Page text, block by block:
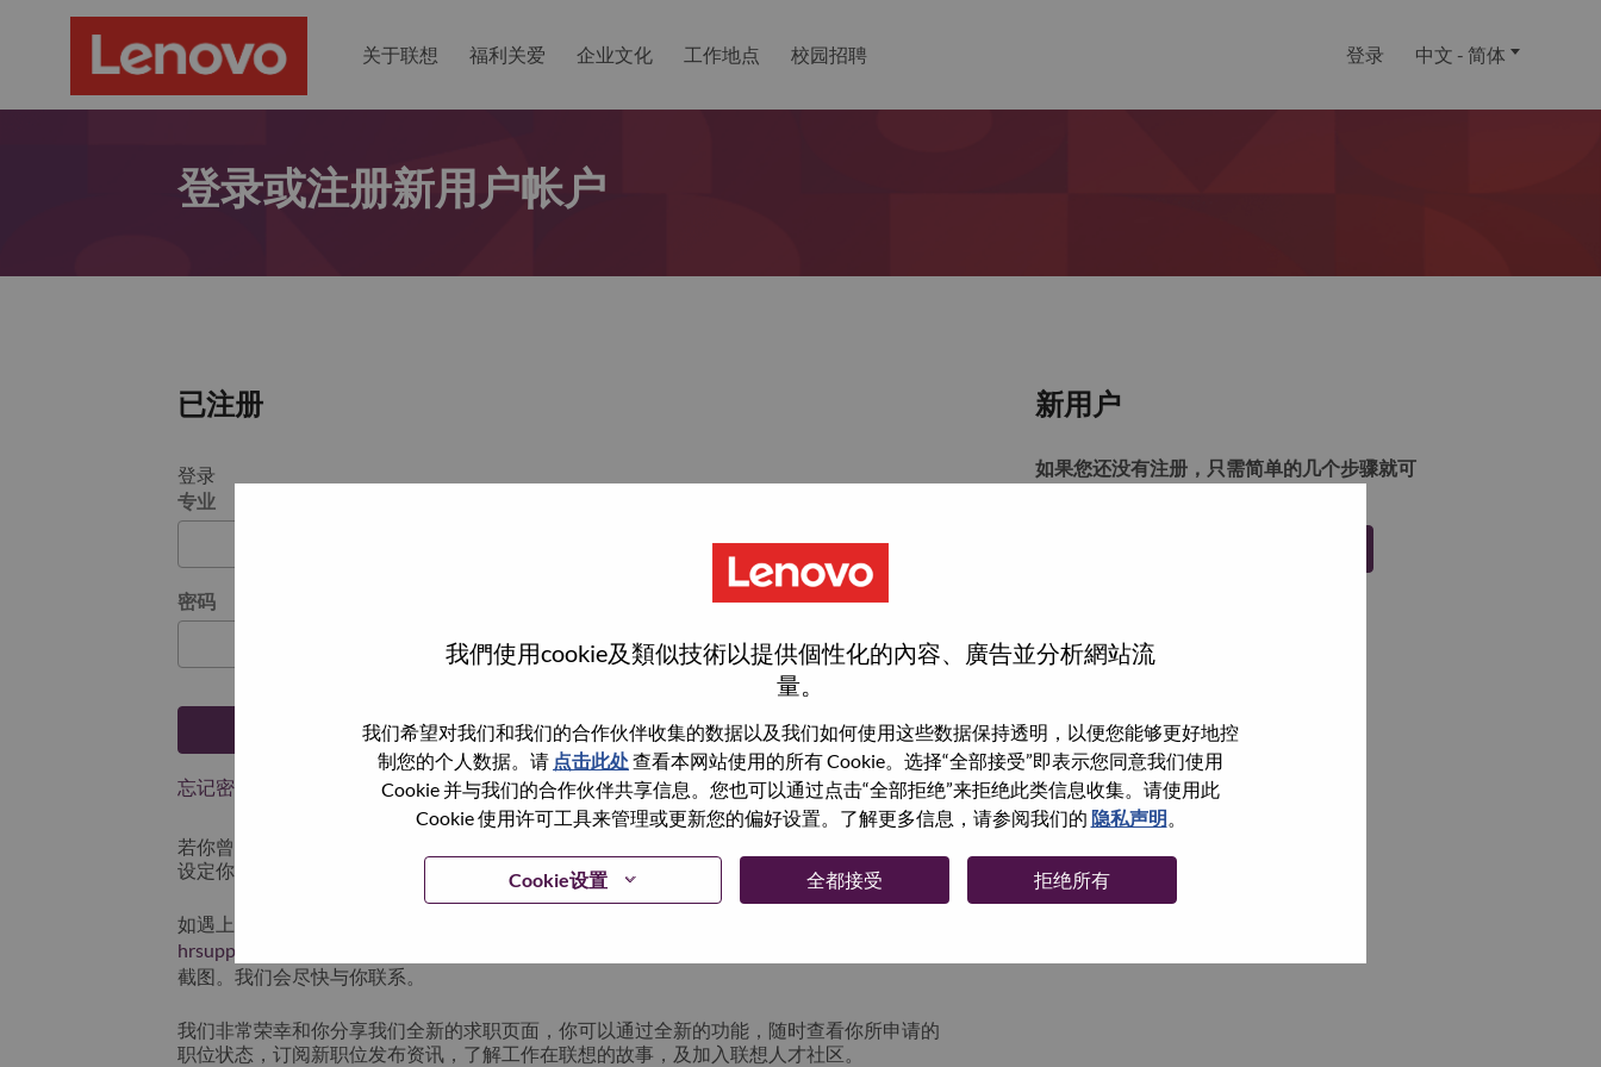
我們使用cookie及類似技術以提供個性化的內容、廣告並分析網站流
量。
我们希望对我们和我们的合作伙伴收集的数据以及我们如何使用这些数据保持透明，以便您能够更好地控
制您的个人数据。请 点击此处查看本网站使用的所有 Cookie。选择“全部接受”即表示您同意我们使用
Cookie 并与我们的合作伙伴共享信息。您也可以通过点击“全部拒绝”来拒绝此类信息收集。请使用此
Cookie 使用许可工具来管理或更新您的偏好设置。了解更多信息，请参阅我们的 隐私声明。
Cookie设置 全都接受 拒绝所有
关于联想 福利关爱 企业文化 工作地点 校园招聘 登录 中文 - 简体
登录或注册新用户帐户
已注册
登录
专业
密码
登陆
忘记密码了？
若你曾近期申请过我们的职位，你的电子邮箱将留存于系统中；你可以选择“忘记密码”重新
设定你的登入资料。
如遇上登录问题或无法注册为新用户时，请联系我们的人力资源团队
hrsupport@lenovo.com
截图。我们会尽快与你联系。
我们非常荣幸和你分享我们全新的求职页面，你可以通过全新的功能，随时查看你所申请的
职位状态，订阅新职位发布资讯，了解工作在联想的故事，及加入联想人才社区。
新用户
如果您还没有注册，只需简单的几个步骤就可